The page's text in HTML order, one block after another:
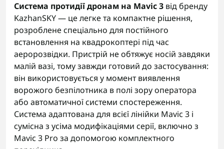
Система протидії дронам на Mavic 3 від бренду
KazhanSKY — це легке та компактне рішення,
розроблене спеціально для постійного
встановлення на квадрокоптері під час
аеророзвідки. Пристрій не обтяжує носій завдяки
малій вазі, тому завжди готовий до застосування:
він використовується у момент виявлення
ворожого безпілотника в полі зору оператора
або автоматичної системи спостереження.
Система адаптована для всієї лінійки Mavic 3 і
сумісна з усіма модифікаціями серії, включно з
Mavic 3 Pro за допомогою комплектного